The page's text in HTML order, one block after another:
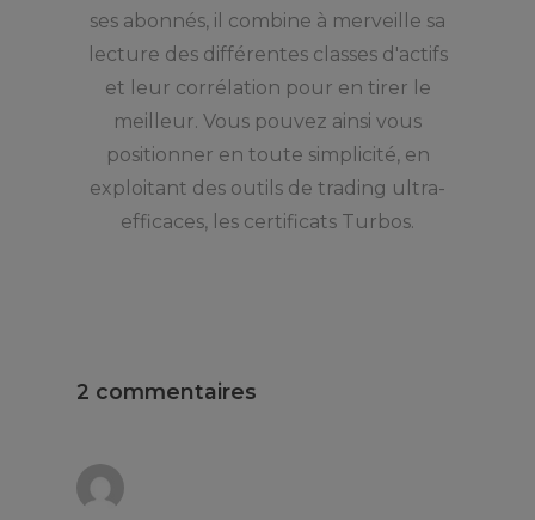
ses abonnés, il combine à merveille sa
lecture des différentes classes d'actifs
et leur corrélation pour en tirer le
meilleur. Vous pouvez ainsi vous
positionner en toute simplicité, en
exploitant des outils de trading ultra-
efficaces, les certificats Turbos.
2 commentaires